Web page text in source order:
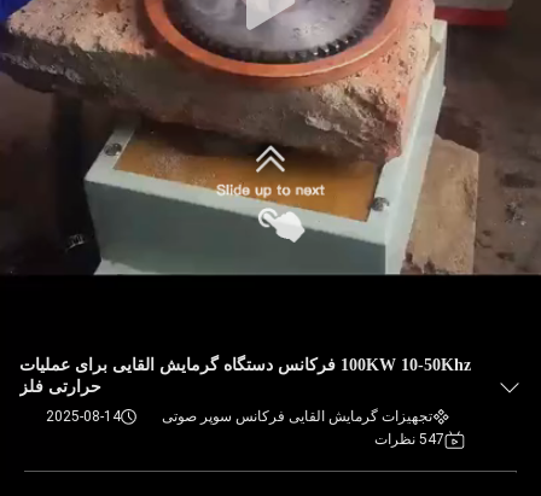
100KW 10-50Khz فرکانس دستگاه گرمایش القایی برای عملیات
حرارتی فلز
تجهیزات گرمایش القایی فرکانس سوپر صوتی
2025-08-14
547 نظرات